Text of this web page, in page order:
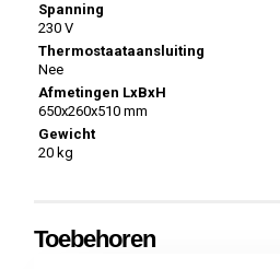
Spanning
230 V
Thermostaataansluiting
Nee
Afmetingen LxBxH
650x260x510 mm
Gewicht
20 kg
Toebehoren